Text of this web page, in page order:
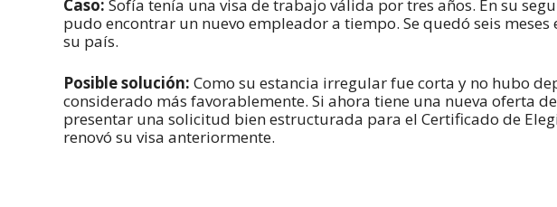
Caso: Sofía tenía una visa de trabajo válida por tres años. En su
pudo encontrar un nuevo empleador a tiempo. Se quedó seis meses
su país.
Posible solución: Como su estancia irregular fue corta y no hubo
considerado más favorablemente. Si ahora tiene una nueva oferta
presentar una solicitud bien estructurada para el Certificado de
renovó su visa anteriormente.